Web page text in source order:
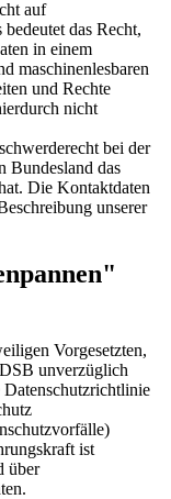
auf
das Recht,
in einem
maschinenlesbaren
und Rechte
nicht
bei der
Bundesland das
Die Kontaktdaten
unserer
Vorgesetzten,
unverzüglich
Datenschutzrichtlinie
ist
über